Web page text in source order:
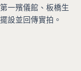
一殯儀館、板橋生
設並回傳實拍。